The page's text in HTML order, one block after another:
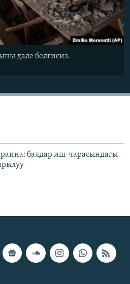
дале белгисиз.
балдар иш-чарасындагы